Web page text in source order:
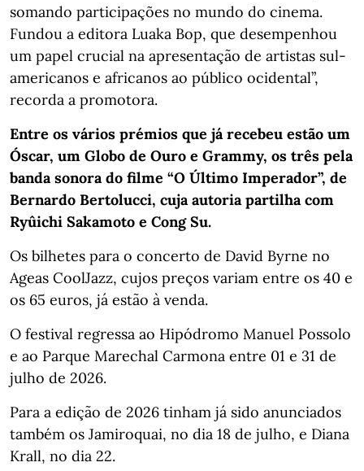
somando participações no mundo do cinema.
Fundou a editora Luaka Bop, que desempenhou
um papel crucial na apresentação de artistas sul-
americanos e africanos ao público ocidental”,
recorda a promotora.
Entre os vários prémios que já recebeu estão um
Óscar, um Globo de Ouro e Grammy, os três pela
banda sonora do filme “O Último Imperador”, de
Bernardo Bertolucci, cuja autoria partilha com
Ryûichi Sakamoto e Cong Su.
Os bilhetes para o concerto de David Byrne no
Ageas CoolJazz, cujos preços variam entre os 40 e
os 65 euros, já estão à venda.
O festival regressa ao Hipódromo Manuel Possolo
e ao Parque Marechal Carmona entre 01 e 31 de
julho de 2026.
Para a edição de 2026 tinham já sido anunciados
também os Jamiroquai, no dia 18 de julho, e Diana
Krall, no dia 22.